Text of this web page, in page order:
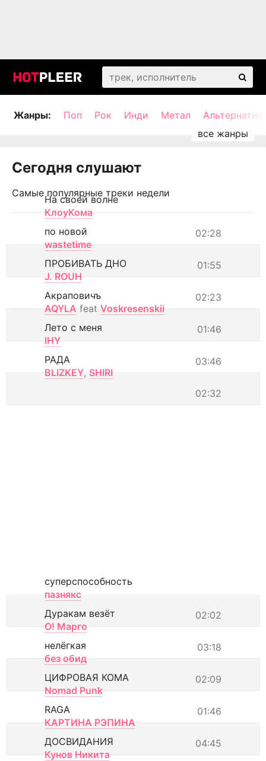
Жанры: Поп Рок Инди Метал
Сегодня слушают
Самые популярные треки недели
На своей волне
КлоуКома
02:28
по новой
wastetime
01:55
ПРОБИВАТЬ ДНО
J. ROUH
02:23
Акраповичъ
AQYLA feat Voskresenskii
01:46
Лето с меня
IHY
03:46
РАДА
BLIZKEY, SHIRI
02:32
суперспособность
пазнякс
02:02
Дуракам везёт
О! Марго
03:18
нелёгкая
без обид
02:09
ЦИФРОВАЯ КОМА
Nomad Punk
01:46
RAGA
КАРТИНА РЭПИНА
04:45
ДОСВИДАНИЯ
Кунов Никита